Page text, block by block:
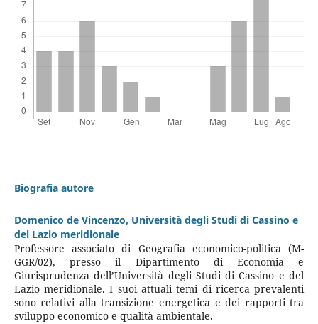
Biografia autore
Domenico de Vincenzo, Università degli Studi di Cassino e
del Lazio meridionale
Professore associato di Geografia economico-politica (M-
GGR/02), presso il Dipartimento di Economia e
Giurisprudenza dell’Università degli Studi di Cassino e del
Lazio meridionale. I suoi attuali temi di ricerca prevalenti
sono relativi alla transizione energetica e dei rapporti tra
sviluppo economico e qualità ambientale.